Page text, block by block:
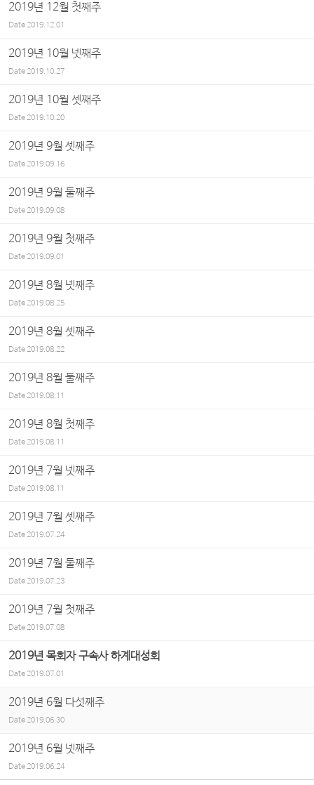
2019년 12월 첫째주
Date2019.12.01
2019년 10월 넷째주
Date2019.10.27
2019년 10월 셋째주
Date2019.10.20
2019년 9월 셋째주
Date2019.09.16
2019년 9월 둘째주
Date2019.09.08
2019년 9월 첫째주
Date2019.09.01
2019년 8월 넷째주
Date2019.08.25
2019년 8월 셋째주
Date2019.08.22
2019년 8월 둘째주
Date2019.08.11
2019년 8월 첫째주
Date2019.08.11
2019년 7월 넷째주
Date2019.08.11
2019년 7월 셋째주
Date2019.07.24
2019년 7월 둘째주
Date2019.07.23
2019년 7월 첫째주
Date2019.07.08
2019년 목회자 구속사 하계대성회
Date2019.07.01
2019년 6월 다섯째주
Date 2019.06.30
2019년 6월 넷째주
Date2019.06.24